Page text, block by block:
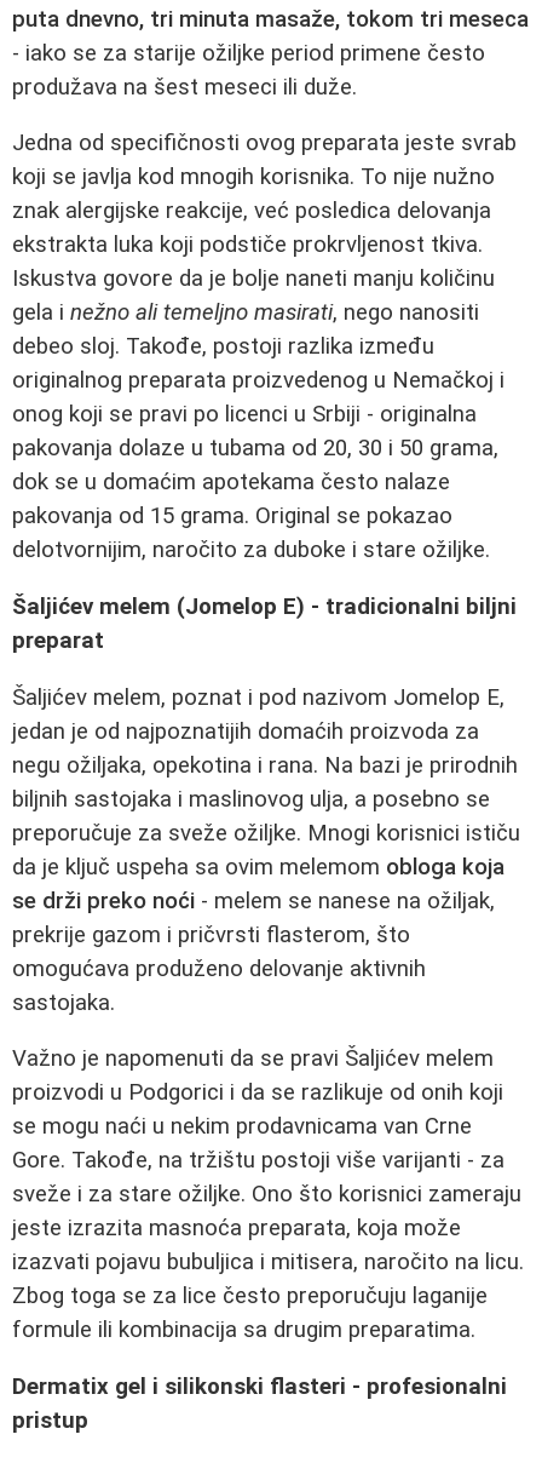
puta dnevno, tri minuta masaže, tokom tri meseca
- iako se za starije ožiljke period primene često
produžava na šest meseci ili duže.
Jedna od specifičnosti ovog preparata jeste svrab
koji se javlja kod mnogih korisnika. To nije nužno
znak alergijske reakcije, već posledica delovanja
ekstrakta luka koji podstiče prokrvljenost tkiva.
Iskustva govore da je bolje naneti manju količinu
gela i nežno ali temeljno masirati, nego nanositi
debeo sloj. Takođe, postoji razlika između
originalnog preparata proizvedenog u Nemačkoj i
onog koji se pravi po licenci u Srbiji - originalna
pakovanja dolaze u tubama od 20, 30 i 50 grama,
dok se u domaćim apotekama često nalaze
pakovanja od 15 grama. Original se pokazao
delotvornijim, naročito za duboke i stare ožiljke.
Šaljićev melem (Jomelop E) - tradicionalni biljni
preparat
Šaljićev melem, poznat i pod nazivom Jomelop E,
jedan je od najpoznatijih domaćih proizvoda za
negu ožiljaka, opekotina i rana. Na bazi je prirodnih
biljnih sastojaka i maslinovog ulja, a posebno se
preporučuje za sveže ožiljke. Mnogi korisnici ističu
da je ključ uspeha sa ovim melemom obloga koja
se drži preko noći - melem se nanese na ožiljak,
prekrije gazom i pričvrsti flasterom, što
omogućava produženo delovanje aktivnih
sastojaka.
Važno je napomenuti da se pravi Šaljićev melem
proizvodi u Podgorici i da se razlikuje od onih koji
se mogu naći u nekim prodavnicama van Crne
Gore. Takođe, na tržištu postoji više varijanti - za
sveže i za stare ožiljke. Ono što korisnici zameraju
jeste izrazita masnoća preparata, koja može
izazvati pojavu bubuljica i mitisera, naročito na licu.
Zbog toga se za lice često preporučuju laganije
formule ili kombinacija sa drugim preparatima.
Dermatix gel i silikonski flasteri - profesionalni
pristup